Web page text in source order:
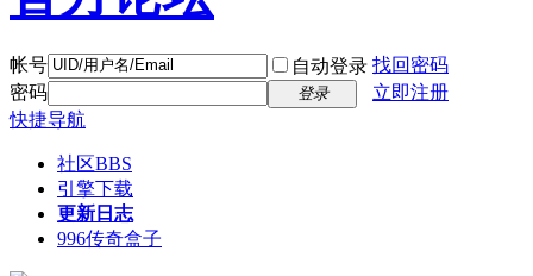
帐号 自动登录 找回密码
密码
登录
立即注册
快捷导航
社区BBS
引擎下载
更新日志
996传奇盒子